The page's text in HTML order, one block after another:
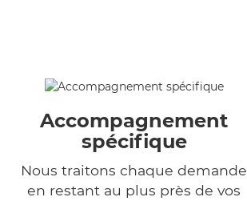
Accompagnement
spécifique
Nous traitons chaque demande
en restant au plus près de vos